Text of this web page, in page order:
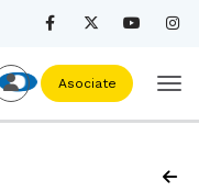
Asociate